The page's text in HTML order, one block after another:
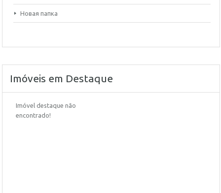
Новая папка
Imóveis em Destaque
Imóvel destaque não
encontrado!